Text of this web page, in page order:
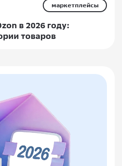
маркетплейсы
в 2026 году:
товаров